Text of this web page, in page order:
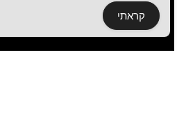
קראתי